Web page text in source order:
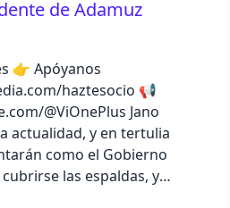
dracula
cmyk
autumn
de Adamuz
haztesocio 📢
@ViOnePlus Jano
actualidad, y en tertulia
como el Gobierno
las espaldas, y
completo en la app